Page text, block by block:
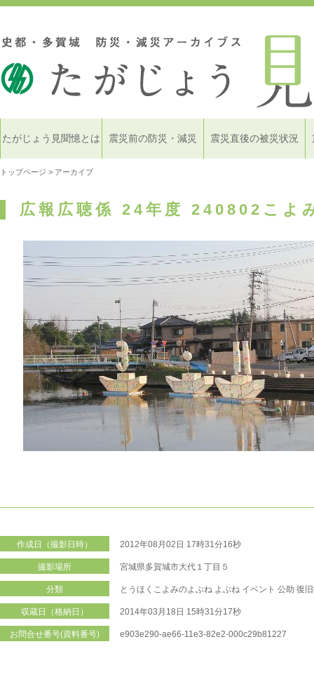
たがじょう見聞憶とは 震災前の防災・減災 震災直後の被災状況
トップページ > アーカイブ
広報広聴係 24年度 240802こよ
作成日（撮影日時） 2012年08月02日 17時31分16秒
撮影場所 宮城県多賀城市大代１丁目５
分類 とうほくこよみのよぶね よぶね イベント 公助 復
収蔵日（格納日） 2014年03月18日 15時31分17秒
お問合せ番号(資料番号) e903e290-ae66-11e3-82e2-000c29b81227